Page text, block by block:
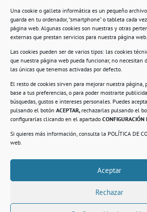
Una cookie o galleta informática es un pequeño
guarda en tu ordenador, “smartphone” o tableta cada
página web. Algunas cookies son nuestras y otras
externas que prestan servicios para nuestra página web.
Las cookies pueden ser de varios tipos: las cookies
que nuestra página web pueda funcionar, no necesitan
las únicas que tenemos activadas por defecto.
El resto de cookies sirven para mejorar nuestra página,
base a tus preferencias, o para poder mostrarte
búsquedas, gustos e intereses personales. Puedes
pulsando el botón ACEPTAR, rechazarlas pulsando el
configurarlas clicando en el apartado CONFIGURACIÓN
Si quieres más información, consulta la POLÍTICA DE
web.
Aceptar
Rechazar
Información
Compromiso con la protección de
personales.
Política de Cookies.
© 2021. Realizado en el Centro de